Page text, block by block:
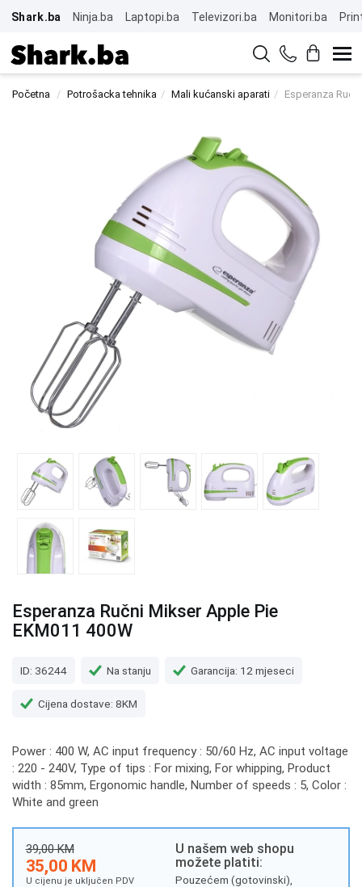
Shark.ba Ninja.ba Laptopi.ba Televizori.ba Monitori.ba
Početna Potrošacka tehnika Mali kućanski aparati Esperanza
Esperanza Ručni Mikser Apple Pie
EKM011 400W
ID: 36244 Na stanju Garancija: 12 mjeseci
Cijena dostave: 8KM
Power : 400 W, AC input frequency : 50/60 Hz, AC input voltage
: 220 - 240V, Type of tips : For mixing, For whipping, Product
width : 85mm, Ergonomic handle, Number of speeds : 5, Color :
White and green
39,00 KM
35,00 KM
U cijenu je uključen PDV
U našem web shopu
možete platiti:
Pouzećem (gotovinski),